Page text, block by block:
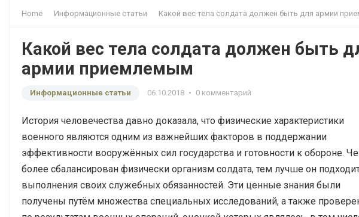
Home Информационные статьи Какой вес тела солдата должен быть для армии
Какой вес тела солдата должен быть
армии приемлемым
Информационные статьи 06.10.2018 • 0 комментарий
История человечества давно доказала, что физические характеристики
военного являются одним из важнейших факторов в поддержании
эффективности вооружённых сил государства и готовности к обороне.
более сбалансирован физически организм солдата, тем лучше он
выполнения своих служебных обязанностей. Эти ценные знания были
получены путём множества специальных исследований, а также